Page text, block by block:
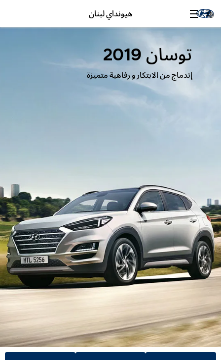
هيونداي لبنان
توسان 2019
إندماج من الابتكار و رفاهية متميزة